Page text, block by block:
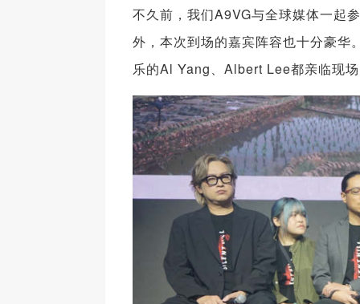
不久前，我们A9VG与全球媒体一起
外，本次到场的嘉宾阵容也十分豪华
乐的Al Yang、Albert Lee都亲临现